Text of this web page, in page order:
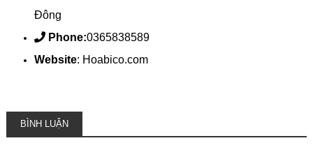
Đông
Phone:0365838589
Website: Hoabico.com
BÌNH LUẬN